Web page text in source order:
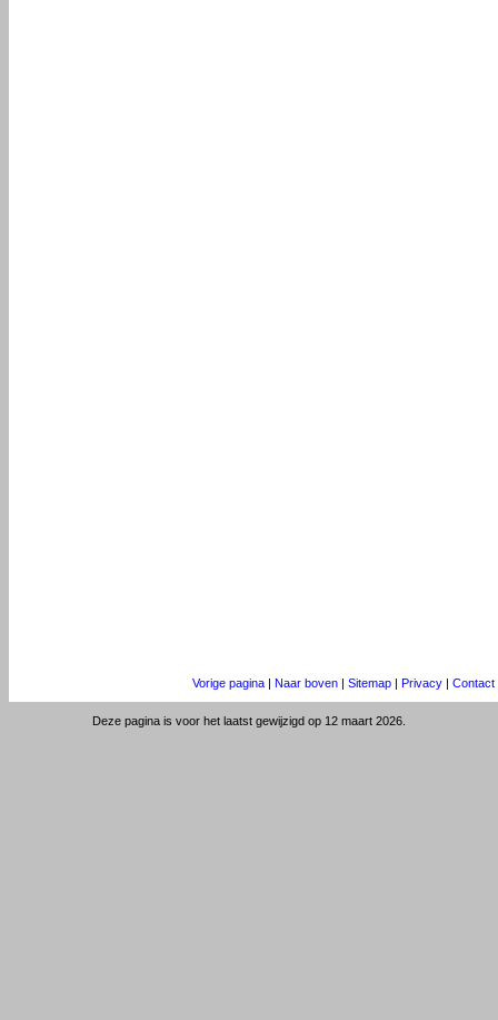
Vorige pagina | Naar boven | Sitemap | Privacy | Contact
Deze pagina is voor het laatst gewijzigd op 12 maart 2026.